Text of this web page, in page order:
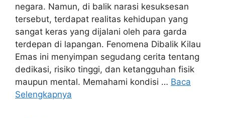
negara. Namun, di balik narasi kesuksesan
tersebut, terdapat realitas kehidupan yang
sangat keras yang dijalani oleh para garda
terdepan di lapangan. Fenomena Dibalik Kilau
Emas ini menyimpan segudang cerita tentang
dedikasi, risiko tinggi, dan ketangguhan fisik
maupun mental. Memahami kondisi … Baca
Selengkapnya